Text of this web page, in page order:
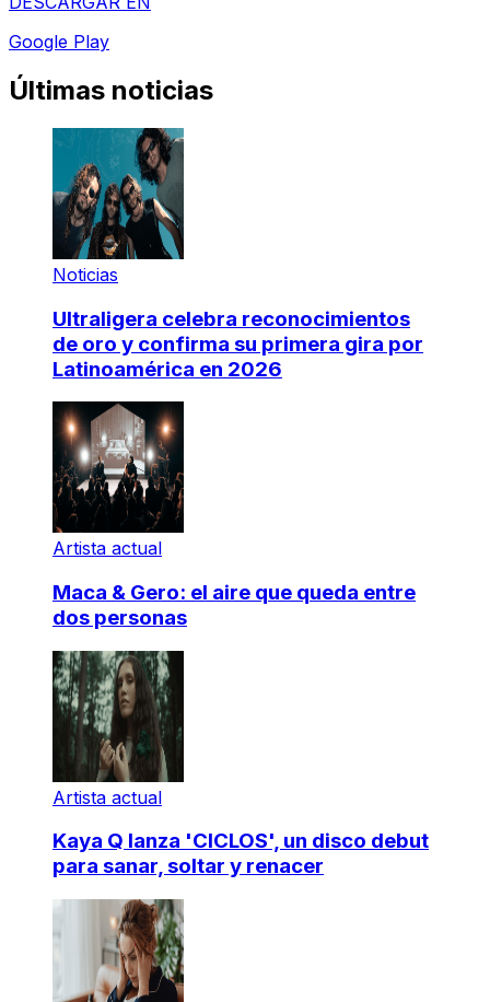
Google Play
Últimas noticias
Noticias
Ultraligera celebra reconocimientos
de oro y confirma su primera gira por
Latinoamérica en 2026
Artista actual
Maca & Gero: el aire que queda entre
dos personas
Artista actual
Kaya Q lanza 'CICLOS', un disco debut
para sanar, soltar y renacer